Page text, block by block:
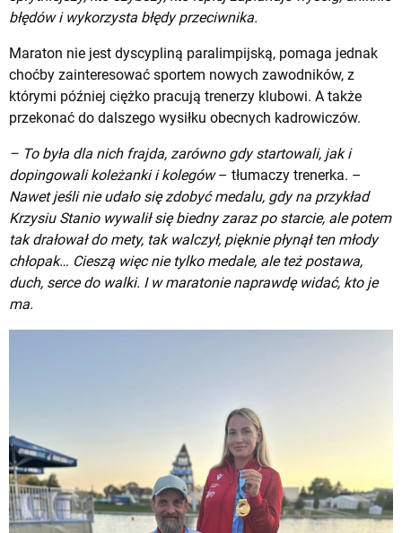
błędów i wykorzysta błędy przeciwnika.
Maraton nie jest dyscypliną paralimpijską, pomaga jednak
choćby zainteresować sportem nowych zawodników, z
którymi później ciężko pracują trenerzy klubowi. A także
przekonać do dalszego wysiłku obecnych kadrowiczów.
– To była dla nich frajda, zarówno gdy startowali, jak i
dopingowali koleżanki i kolegów– tłumaczy trenerka. –
Nawet jeśli nie udało się zdobyć medalu, gdy na przykład
Krzysiu Stanio wywalił się biedny zaraz po starcie, ale potem
tak drałował do mety, tak walczył, pięknie płynął ten młody
chłopak… Cieszą więc nie tylko medale, ale też postawa,
duch, serce do walki. I w maratonie naprawdę widać, kto je
ma.